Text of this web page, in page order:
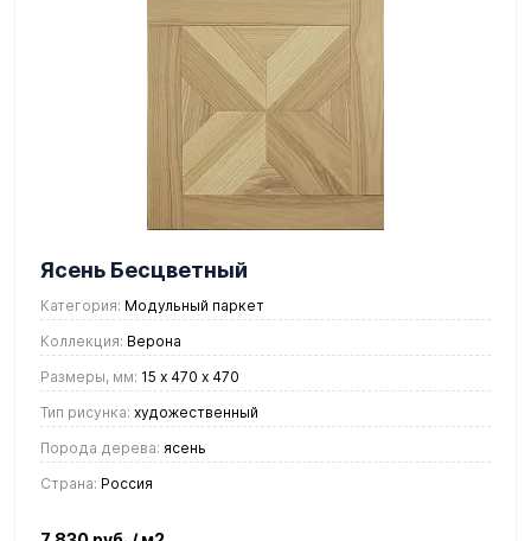
Ясень Бесцветный
Категория: Модульный паркет
Коллекция: Верона
Размеры, мм: 15 х 470 х 470
Тип рисунка: художественный
Порода дерева: ясень
Страна: Россия